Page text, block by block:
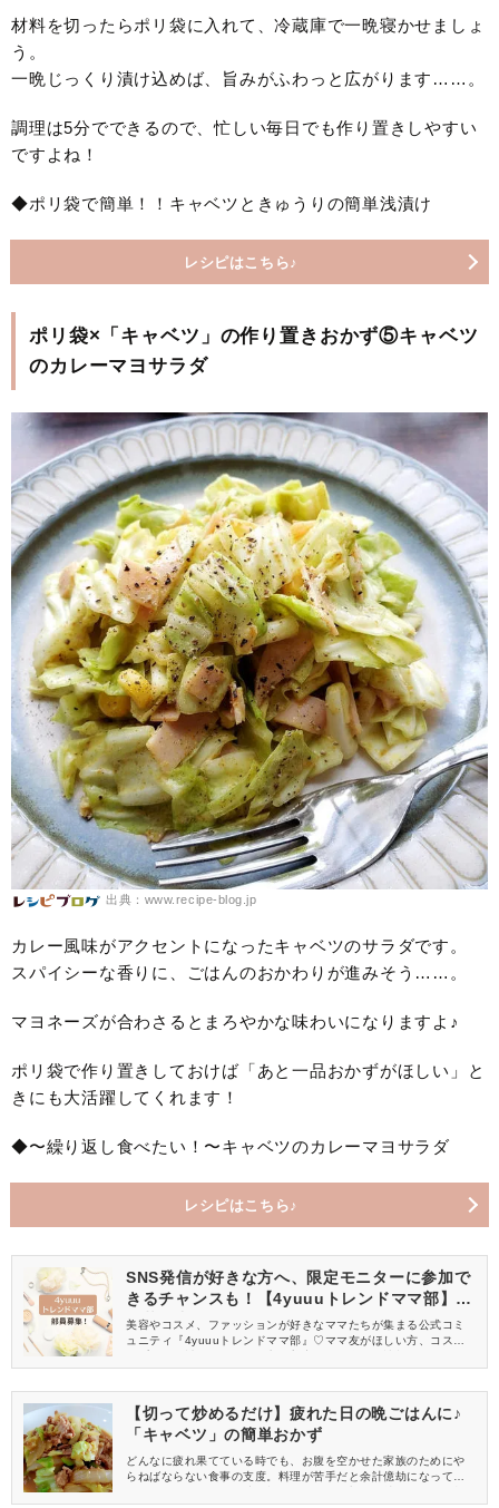
材料を切ったらポリ袋に入れて、冷蔵庫で一晩寝かせましょ
う。
一晩じっくり漬け込めば、旨みがふわっと広がります……。
調理は5分でできるので、忙しい毎日でも作り置きしやすい
ですよね！
◆ポリ袋で簡単！！キャベツときゅうりの簡単浅漬け
レシピはこちら♪
ポリ袋×「キャベツ」の作り置きおかず⑤キャベツ
のカレーマヨサラダ
出典：www.recipe-blog.jp
カレー風味がアクセントになったキャベツのサラダです。
スパイシーな香りに、ごはんのおかわりが進みそう……。
マヨネーズが合わさるとまろやかな味わいになりますよ♪
ポリ袋で作り置きしておけば「あと一品おかずがほしい」と
きにも大活躍してくれます！
◆〜繰り返し食べたい！〜キャベツのカレーマヨサラダ
レシピはこちら♪
SNS発信が好きな方へ、限定モニターに参加で
きるチャンスも！【4yuuuトレンドママ部】部
員募集中
美容やコスメ、ファッションが好きなママたちが集まる公式コミ
ュニティ『4yuuuトレンドママ部』♡ママ友がほしい方、コスメサ
信してくれる方を募集しています！
【切って炒めるだけ】疲れた日の晩ごはんに♪
「キャベツ」の簡単おかず
どんなに疲れ果てている時でも、お腹を空かせた家族のためにや
らねばならない食事の支度。料理が苦手だと余計億劫になってし